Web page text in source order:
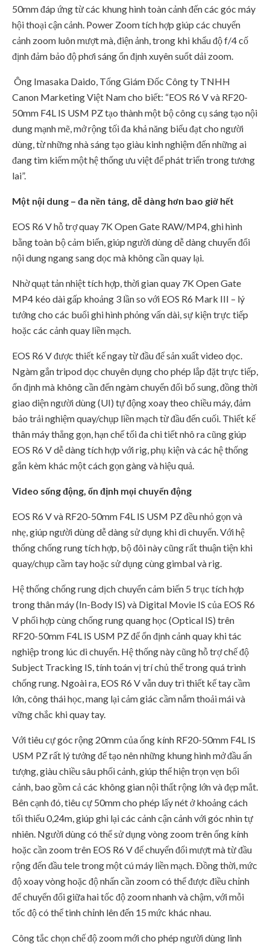
50mm đáp ứng từ các khung hình toàn cảnh đến các góc máy
hội thoại cận cảnh. Power Zoom tích hợp giúp các chuyển
cảnh zoom luôn mượt mà, điện ảnh, trong khi khẩu độ f/4 cố
định đảm bảo độ phơi sáng ổn định xuyên suốt dải zoom.
Ông Imasaka Daido, Tổng Giám Đốc Công ty TNHH
Canon Marketing Việt Nam cho biết: “EOS R6 V và RF20-
50mm F4L IS USM PZ tạo thành một bộ công cụ sáng tạo nội
dung mạnh mẽ, mở rộng tối đa khả năng biểu đạt cho người
dùng, từ những nhà sáng tạo giàu kinh nghiệm đến những ai
đang tìm kiếm một hệ thống ưu việt để phát triển trong tương
lai”.
Một nội dung – đa nền tảng, dễ dàng hơn bao giờ hết
EOS R6 V hỗ trợ quay 7K Open Gate RAW/MP4, ghi hình
bằng toàn bộ cảm biến, giúp người dùng dễ dàng chuyển đổi
nội dung ngang sang dọc mà không cần quay lại.
Nhờ quạt tản nhiệt tích hợp, thời gian quay 7K Open Gate
MP4 kéo dài gấp khoảng 3 lần so với EOS R6 Mark III – lý
tưởng cho các buổi ghi hình phỏng vấn dài, sự kiện trực tiếp
hoặc các cảnh quay liền mạch.
EOS R6 V được thiết kế ngay từ đầu để sản xuất video dọc.
Ngàm gắn tripod dọc chuyên dụng cho phép lắp đặt trực tiếp,
ổn định mà không cần đến ngàm chuyển đổi bổ sung, đồng thời
giao diện người dùng (UI) tự động xoay theo chiều máy, đảm
bảo trải nghiệm quay/chụp liền mạch từ đầu đến cuối. Thiết kế
thân máy thẳng gọn, hạn chế tối đa chi tiết nhô ra cũng giúp
EOS R6 V dễ dàng tích hợp với rig, phụ kiện và các hệ thống
gắn kèm khác một cách gọn gàng và hiệu quả.
Video sống động, ổn định mọi chuyển động
EOS R6 V và RF20-50mm F4L IS USM PZ đều nhỏ gọn và
nhẹ, giúp người dùng dễ dàng sử dụng khi di chuyển. Với hệ
thống chống rung tích hợp, bộ đôi này cũng rất thuận tiện khi
quay/chụp cầm tay hoặc sử dụng cùng gimbal và rig.
Hệ thống chống rung dịch chuyển cảm biến 5 trục tích hợp
trong thân máy (In-Body IS) và Digital Movie IS của EOS R6
V phối hợp cùng chống rung quang học (Optical IS) trên
RF20-50mm F4L IS USM PZ để ổn định cảnh quay khi tác
nghiệp trong lúc di chuyển. Hệ thống này cũng hỗ trợ chế độ
Subject Tracking IS, tính toán vị trí chủ thể trong quá trình
chống rung. Ngoài ra, EOS R6 V vẫn duy trì thiết kế tay cầm
lớn, công thái học, mang lại cảm giác cầm nắm thoải mái và
vững chắc khi quay tay.
Với tiêu cự góc rộng 20mm của ống kính RF20-50mm F4L IS
USM PZ rất lý tưởng để tạo nên những khung hình mở đầu ấn
tượng, giàu chiều sâu phối cảnh, giúp thể hiện trọn vẹn bối
cảnh, bao gồm cả các không gian nội thất rộng lớn và đẹp mắt.
Bên cạnh đó, tiêu cự 50mm cho phép lấy nét ở khoảng cách
tối thiểu 0,24m, giúp ghi lại các cảnh cận cảnh với góc nhìn tự
nhiên. Người dùng có thể sử dụng vòng zoom trên ống kính
hoặc cần zoom trên EOS R6 V để chuyển đổi mượt mà từ đầu
rộng đến đầu tele trong một cú máy liền mạch. Đồng thời, mức
độ xoay vòng hoặc độ nhấn cần zoom có thể được điều chỉnh
để chuyển đổi giữa hai tốc độ zoom nhanh và chậm, với mỗi
tốc độ có thể tinh chỉnh lên đến 15 mức khác nhau.
Công tắc chọn chế độ zoom mới cho phép người dùng linh